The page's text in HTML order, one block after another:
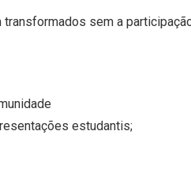
sem a
estudantis;